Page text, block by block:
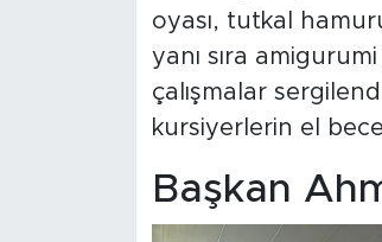
oyası, tutkal
yanı sıra
çalışmalar
kursiyerlerin el
Başkan